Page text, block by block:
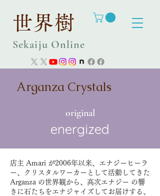
世界樹
Sekaiju Online
Arganza Crystals
​original
energized
店主 Amari が2006年以来、エナジーヒーラ
ー、クリスタルワーカーとして活動してきた
Arganza の世界観から、高次エナジー の響
きに石たちをエナジャイズしてお届けする、